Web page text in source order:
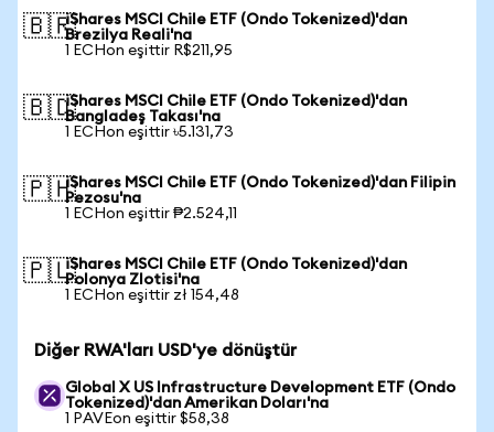
🇧🇷iShares MSCI Chile ETF (Ondo Tokenized)'dan
Brezilya Reali'na
1 ECHon eşittir R$211,95
🇧🇩iShares MSCI Chile ETF (Ondo Tokenized)'dan
Bangladeş Takası'na
1 ECHon eşittir ৳5.131,73
🇵🇭iShares MSCI Chile ETF (Ondo Tokenized)'dan Filipin
Pezosu'na
1 ECHon eşittir ₱2.524,11
🇵🇱iShares MSCI Chile ETF (Ondo Tokenized)'dan
Polonya Zlotisi'na
1 ECHon eşittir zł 154,48
Diğer RWA'ları USD'ye dönüştür
Global X US Infrastructure Development ETF (Ondo
Tokenized)'dan Amerikan Doları'na
1 PAVEon eşittir $58,38